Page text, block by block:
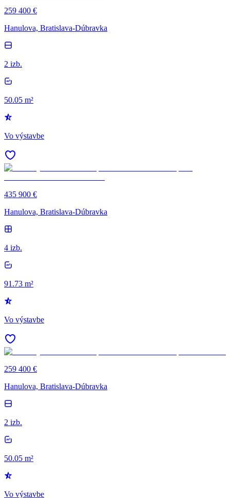
259 400 €
Hanulova, Bratislava-Dúbravka
2 izb.
50.05 m²
Vo výstavbe
435 900 €
Hanulova, Bratislava-Dúbravka
4 izb.
91.73 m²
Vo výstavbe
259 400 €
Hanulova, Bratislava-Dúbravka
2 izb.
50.05 m²
Vo výstavbe